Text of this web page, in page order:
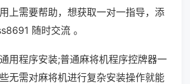
上需要帮助，想获取一对一指导，添
随时交流 。
用程序安装;普通麻将机程序控牌器一
无需对麻将机进行复杂安装操作就能